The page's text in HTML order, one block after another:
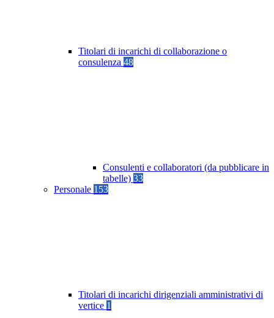
Titolari di incarichi di collaborazione o
consulenza 48
Consulenti e collaboratori (da pubblicare in
tabelle) 33
Personale 153
Titolari di incarichi dirigenziali amministrativi di
vertice 1